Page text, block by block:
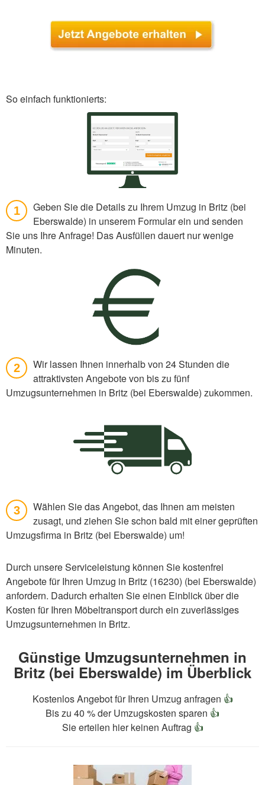
So einfach funktionierts:
1
Geben Sie die Details zu Ihrem Umzug in Britz (bei
Eberswalde) in unserem Formular ein und senden
Sie uns Ihre Anfrage! Das Ausfüllen dauert nur wenige
Minuten.
2
Wir lassen Ihnen innerhalb von 24 Stunden die
attraktivsten Angebote von bis zu fünf
Umzugsunternehmen in Britz (bei Eberswalde) zukommen.
3
Wählen Sie das Angebot, das Ihnen am meisten
zusagt, und ziehen Sie schon bald mit einer geprüften
Umzugsfirma in Britz (bei Eberswalde) um!
Durch unsere Serviceleistung können Sie kostenfrei
Angebote für Ihren Umzug in Britz (16230) (bei Eberswalde)
anfordern. Dadurch erhalten Sie einen Einblick über die
Kosten für Ihren Möbeltransport durch ein zuverlässiges
Umzugsunternehmen in Britz.
Günstige Umzugsunternehmen in
Britz (bei Eberswalde) im Überblick
Kostenlos Angebot für Ihren Umzug anfragen 👍
Bis zu 40 % der Umzugskosten sparen 👍
Sie erteilen hier keinen Auftrag 👍